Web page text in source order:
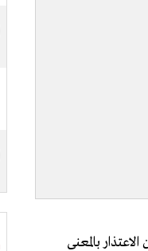
بالمعنى